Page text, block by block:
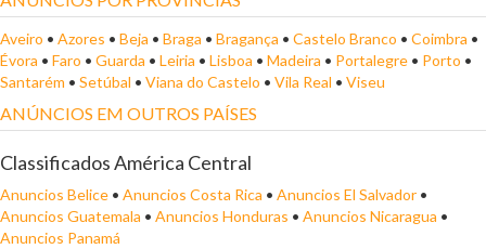
Aveiro • Azores • Beja • Braga • Bragança • Castelo Branco • Coimbra •
Évora • Faro • Guarda • Leiria • Lisboa • Madeira • Portalegre • Porto •
Santarém • Setúbal • Viana do Castelo • Vila Real • Viseu
ANÚNCIOS EM OUTROS PAÍSES
Classificados América Central
Anuncios Belice • Anuncios Costa Rica • Anuncios El Salvador •
Anuncios Guatemala • Anuncios Honduras • Anuncios Nicaragua •
Anuncios Panamá